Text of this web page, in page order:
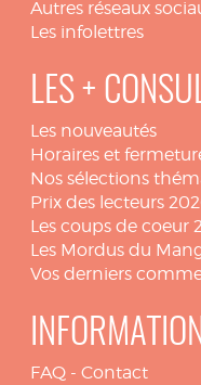
Autres réseaux
Les infolettres
LES +
Les nouveautés
Horaires et
Nos sélections
Prix des lecteurs
Les coups de coeur
Les Mordus du
Vos derniers
FAQ - Contact